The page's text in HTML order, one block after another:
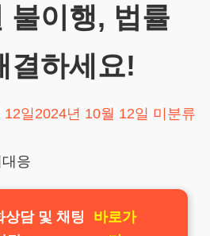
불이행, 법률
결하세요!
12일2024년 10월 12일 미분류
상담 및 채팅
바로가